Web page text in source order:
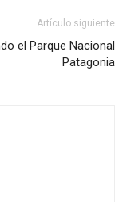
Artículo siguiente
el Parque Nacional
Patagonia